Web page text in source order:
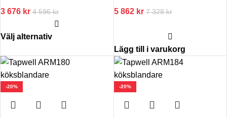
3 676 kr 4 596kr
Välj alternativ
5 862 kr 7 328kr
Lägg till i varukorg
-20% -20%